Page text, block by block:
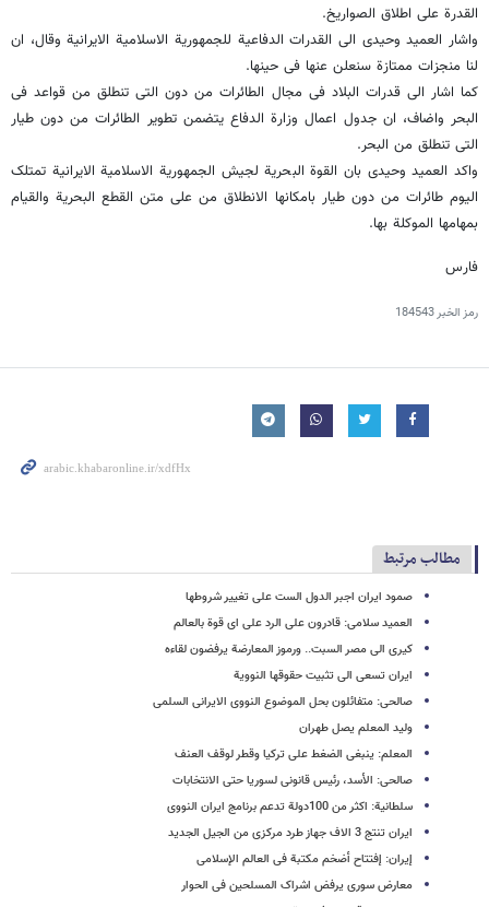
القدرة على اطلاق الصواریخ.
واشار العمید وحیدی الى القدرات الدفاعیة للجمهوریة الاسلامیة الایرانیة وقال، ان
لنا منجزات ممتازة سنعلن عنها فی حینها.
کما اشار الى قدرات البلاد فی مجال الطائرات من دون التی تنطلق من قواعد فی
البحر واضاف، ان جدول اعمال وزارة الدفاع یتضمن تطویر الطائرات من دون طیار
التی تنطلق من البحر.
واکد العمید وحیدی بان القوة البحریة لجیش الجمهوریة الاسلامیة الایرانیة تمتلک
الیوم طائرات من دون طیار بامکانها الانطلاق من على متن القطع البحریة والقیام
بمهامها الموکلة بها.
فارس
رمز الخبر184543
مطالب مرتبط
صمود ایران اجبر الدول الست على تغییر شروطها
العمید سلامی: قادرون علی الرد علی ای قوة بالعالم
کیری الى مصر السبت.. ورموز المعارضة یرفضون لقاءه
ایران تسعى الى تثبیت حقوقها النوویة
صالحی: متفائلون بحل الموضوع النووی الایرانی السلمی
ولید المعلم یصل طهران
المعلم: ینبغی الضغط على ترکیا وقطر لوقف العنف
صالحی: الأسد، رئیس قانونی لسوریا حتى الانتخابات
سلطانیة: اکثر من 100دولة تدعم برنامج ایران النووی
ایران تنتج 3 الاف جهاز طرد مرکزی من الجیل الجدید
إیران: إفتتاح أضخم مکتبة فی العالم الإسلامی
معارض سوری یرفض اشراک المسلحین فی الحوار